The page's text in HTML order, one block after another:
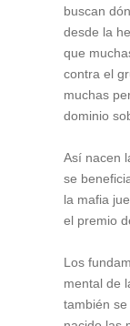
buscan
desde la
que
contra el
muchas
dominio
Así nacen
se
la mafia
el premio
Los
mental de
también